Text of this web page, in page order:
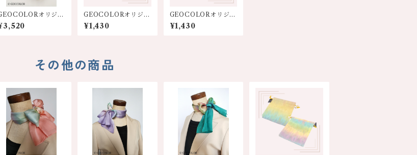
オリジナ
ポーチ【各色】
GEOCOLORオリジナ
ル絞り染めハンカチ
【濃色系】
¥1,430
GEOCOLORオリジナ
ル絞り染めハンカチ
【淡色系】
¥1,430
その他の商品